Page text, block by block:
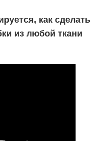
как сделать
из любой ткани